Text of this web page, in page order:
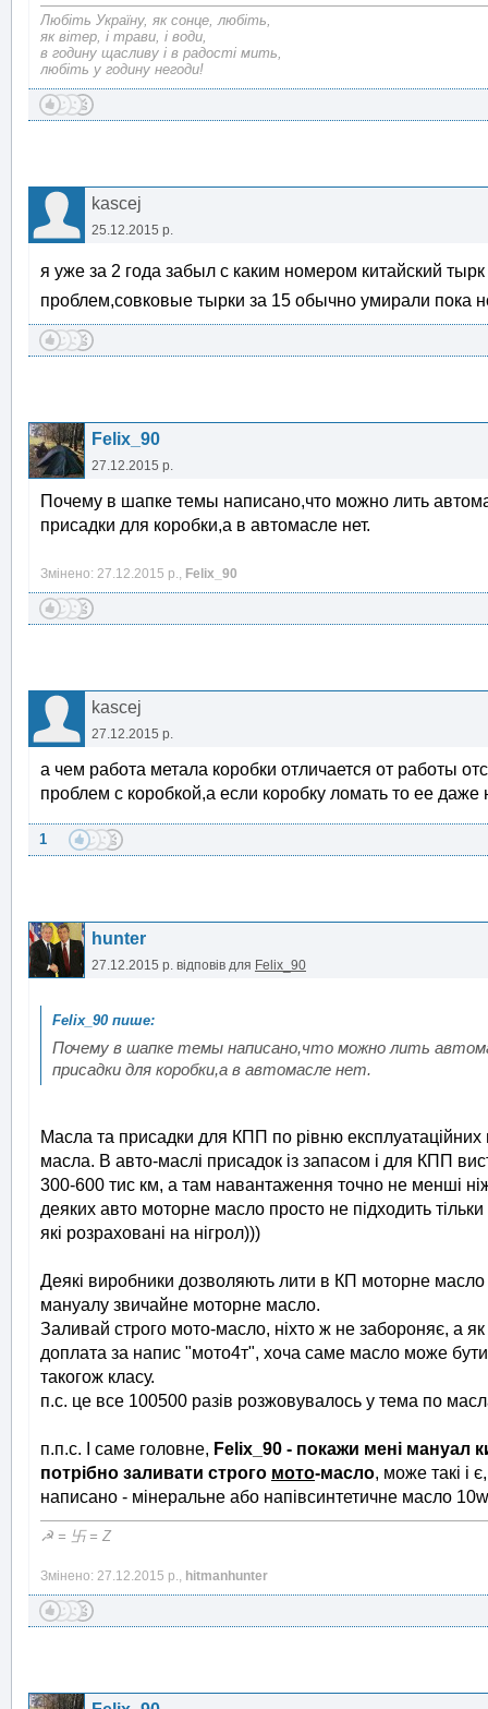
Любіть Україну, як сонце, любіть,
як вітер, і трави, і води,
в годину щасливу і в радості мить,
любіть у годину негоди!
kascej
25.12.2015 р.
я уже за 2 года забыл с каким номером китайский тырк
проблем,совковые тырки за 15 обычно умирали пока
Felix_90
27.12.2015 р.
Почему в шапке темы написано,что можно лить
присадки для коробки,а в автомасле нет.
Змінено: 27.12.2015 р., Felix_90
kascej
27.12.2015 р.
а чем работа метала коробки отличается от работы
проблем с коробкой,а если коробку ломать то ее даже
1
hunter
27.12.2015 р. відповів для Felix_90
Почему в шапке темы написано,что можно лить
присадки для коробки,а в автомасле нет.
Масла та присадки для КПП по рівню
масла. В авто-маслі присадок із запасом і для КПП
300-600 тис км, а там навантаження точно не менші
деяких авто моторне масло просто не підходить
які розраховані на нігрол)))
Деякі виробники дозволяють лити в КП моторне масло
мануалу звичайне моторне масло.
Заливай строго мото-масло, ніхто ж не забороняє, а
доплата за напис "мото4т", хоча саме масло може
такогож класу.
п.с. це все 100500 разів розжовувалось у тема по
п.п.с. І саме головне, Felix_90 - покажи мені мануал
потрібно заливати строго мото-масло, може такі і
написано - мінеральне або напівсинтетичне масло
☭ = 卐 = Z
Змінено: 27.12.2015 р., hitmanhunter